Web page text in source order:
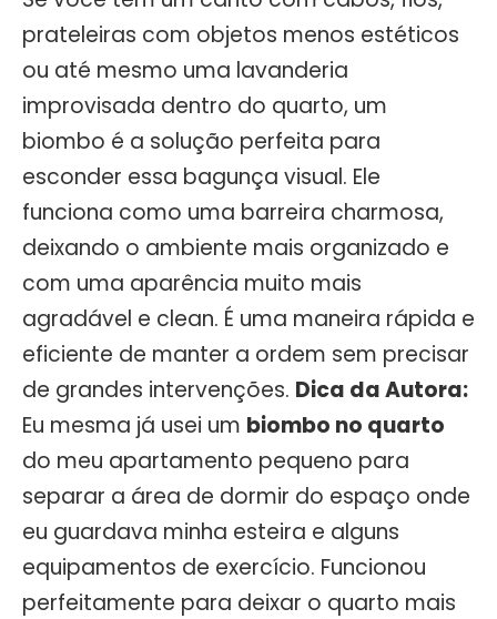
prateleiras com objetos menos estéticos
ou até mesmo uma lavanderia
improvisada dentro do quarto, um
biombo é a solução perfeita para
esconder essa bagunça visual. Ele
funciona como uma barreira charmosa,
deixando o ambiente mais organizado e
com uma aparência muito mais
agradável e clean. É uma maneira rápida e
eficiente de manter a ordem sem precisar
de grandes intervenções. Dica da Autora:
Eu mesma já usei um biombo no quarto
do meu apartamento pequeno para
separar a área de dormir do espaço onde
eu guardava minha esteira e alguns
equipamentos de exercício. Funcionou
perfeitamente para deixar o quarto mais